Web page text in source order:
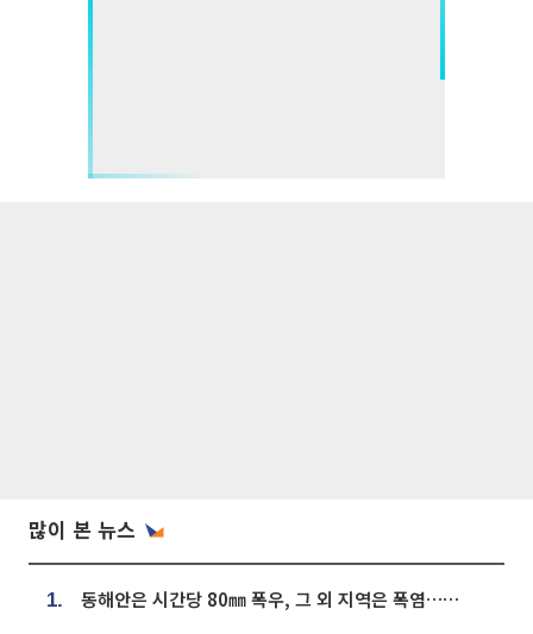
많이 본 뉴스
1. 동해안은 시간당 80㎜ 폭우, 그 외 지역은 폭염…‘극과 극 날씨’